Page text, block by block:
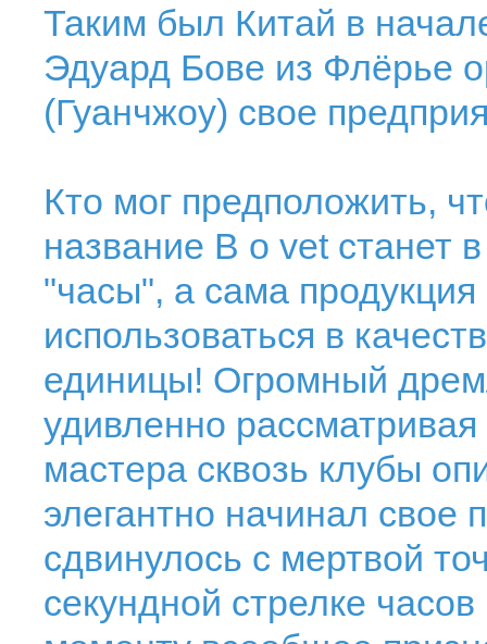
Таким был Китай в
Эдуард Бове из Флёрье
(Гуанчжоу) свое
Кто мог предположить,
название В о vet станет
"часы", а сама
использоваться в
единицы! Огромный
удивленно
мастера сквозь клубы
элегантно начинал свое
сдвинулось с мертвой
секундной стрелке